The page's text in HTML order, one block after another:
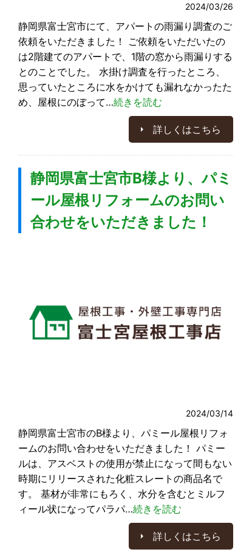
2024/03/26
静岡県富士宮市にて、アパートの雨漏り調査のご
依頼をいただきました！ ご依頼をいただいたの
は2階建てのアパートで、1階の窓から雨漏りする
とのことでした。 水掛け調査を行ったところ、
思っていたところに水をかけても漏れなかったた
め、屋根にのぼって…続きを読む
詳しくはこちら
静岡県富士宮市B様より、パミ
ール屋根リフォームのお問い
合わせをいただきました！
2024/03/14
静岡県富士宮市のB様より、パミール屋根リフォ
ームのお問い合わせをいただきました！ パミー
ルは、アスベストの使用が禁止になって間もない
時期にリリースされた化粧スレートの商品名で
す。 基材が非常にもろく、水分を含むとミルフ
ィール状になってパラパ…続きを読む
詳しくはこちら